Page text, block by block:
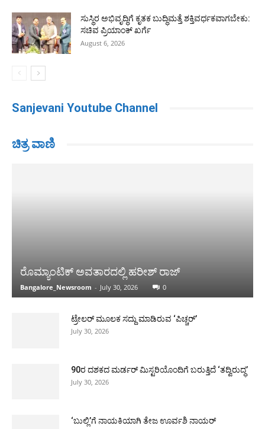
ಸುಸ್ಥಿರ ಅಭಿವೃದ್ಧಿಗೆ ಕೃತಕ ಬುದ್ಧಿಮತ್ತೆ ಶಕ್ತಿವರ್ಧಕವಾಗಬೇಕು:
ಸಚಿವ ಪ್ರಿಯಾಂಕ್ ಖರ್ಗೆ
August 6, 2026
Sanjevani Youtube Channel
ಚಿತ್ರ ವಾಣಿ
ರೊಮ್ಯಾಂಟಿಕ್ ಅವತಾರದಲ್ಲಿ ಹರೀಶ್ ರಾಜ್
Bangalore_Newsroom - July 30, 2026 0
ಟ್ರೇಲರ್ ಮೂಲಕ ಸದ್ದು ಮಾಡಿರುವ ‘ಪಿಚ್ಚರ್’
July 30, 2026
90ರ ದಶಕದ ಮರ್ಡರ್ ಮಿಸ್ಟರಿಯೊಂದಿಗೆ ಬರುತ್ತಿದೆ ‘ತದ್ವಿರುದ್ಧ’
July 30, 2026
‘ಬುಲ್ಲಿ’ಗೆ ನಾಯಕಿಯಾಗಿ ತೇಜ ಊರ್ವಶಿ ನಾಯರ್